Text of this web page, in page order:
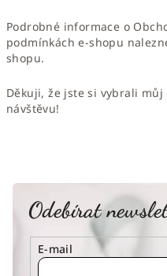
Podrobné informace o
podmínkách e-shopu
shopu.
Děkuji, že jste si vybrali
návštěvu!
Odebírat
E-mail